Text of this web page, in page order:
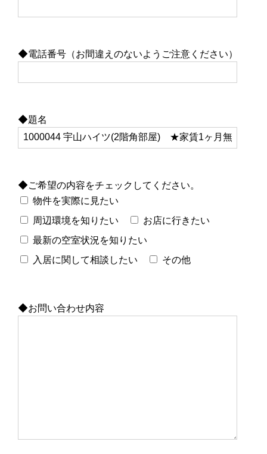
◆電話番号（お間違えのないようご注意ください）
◆題名
◆ご希望の内容をチェックしてください。
物件を実際に見たい
周辺環境を知りたい
お店に行きたい
最新の空室状況を知りたい
入居に関して相談したい
その他
◆お問い合わせ内容